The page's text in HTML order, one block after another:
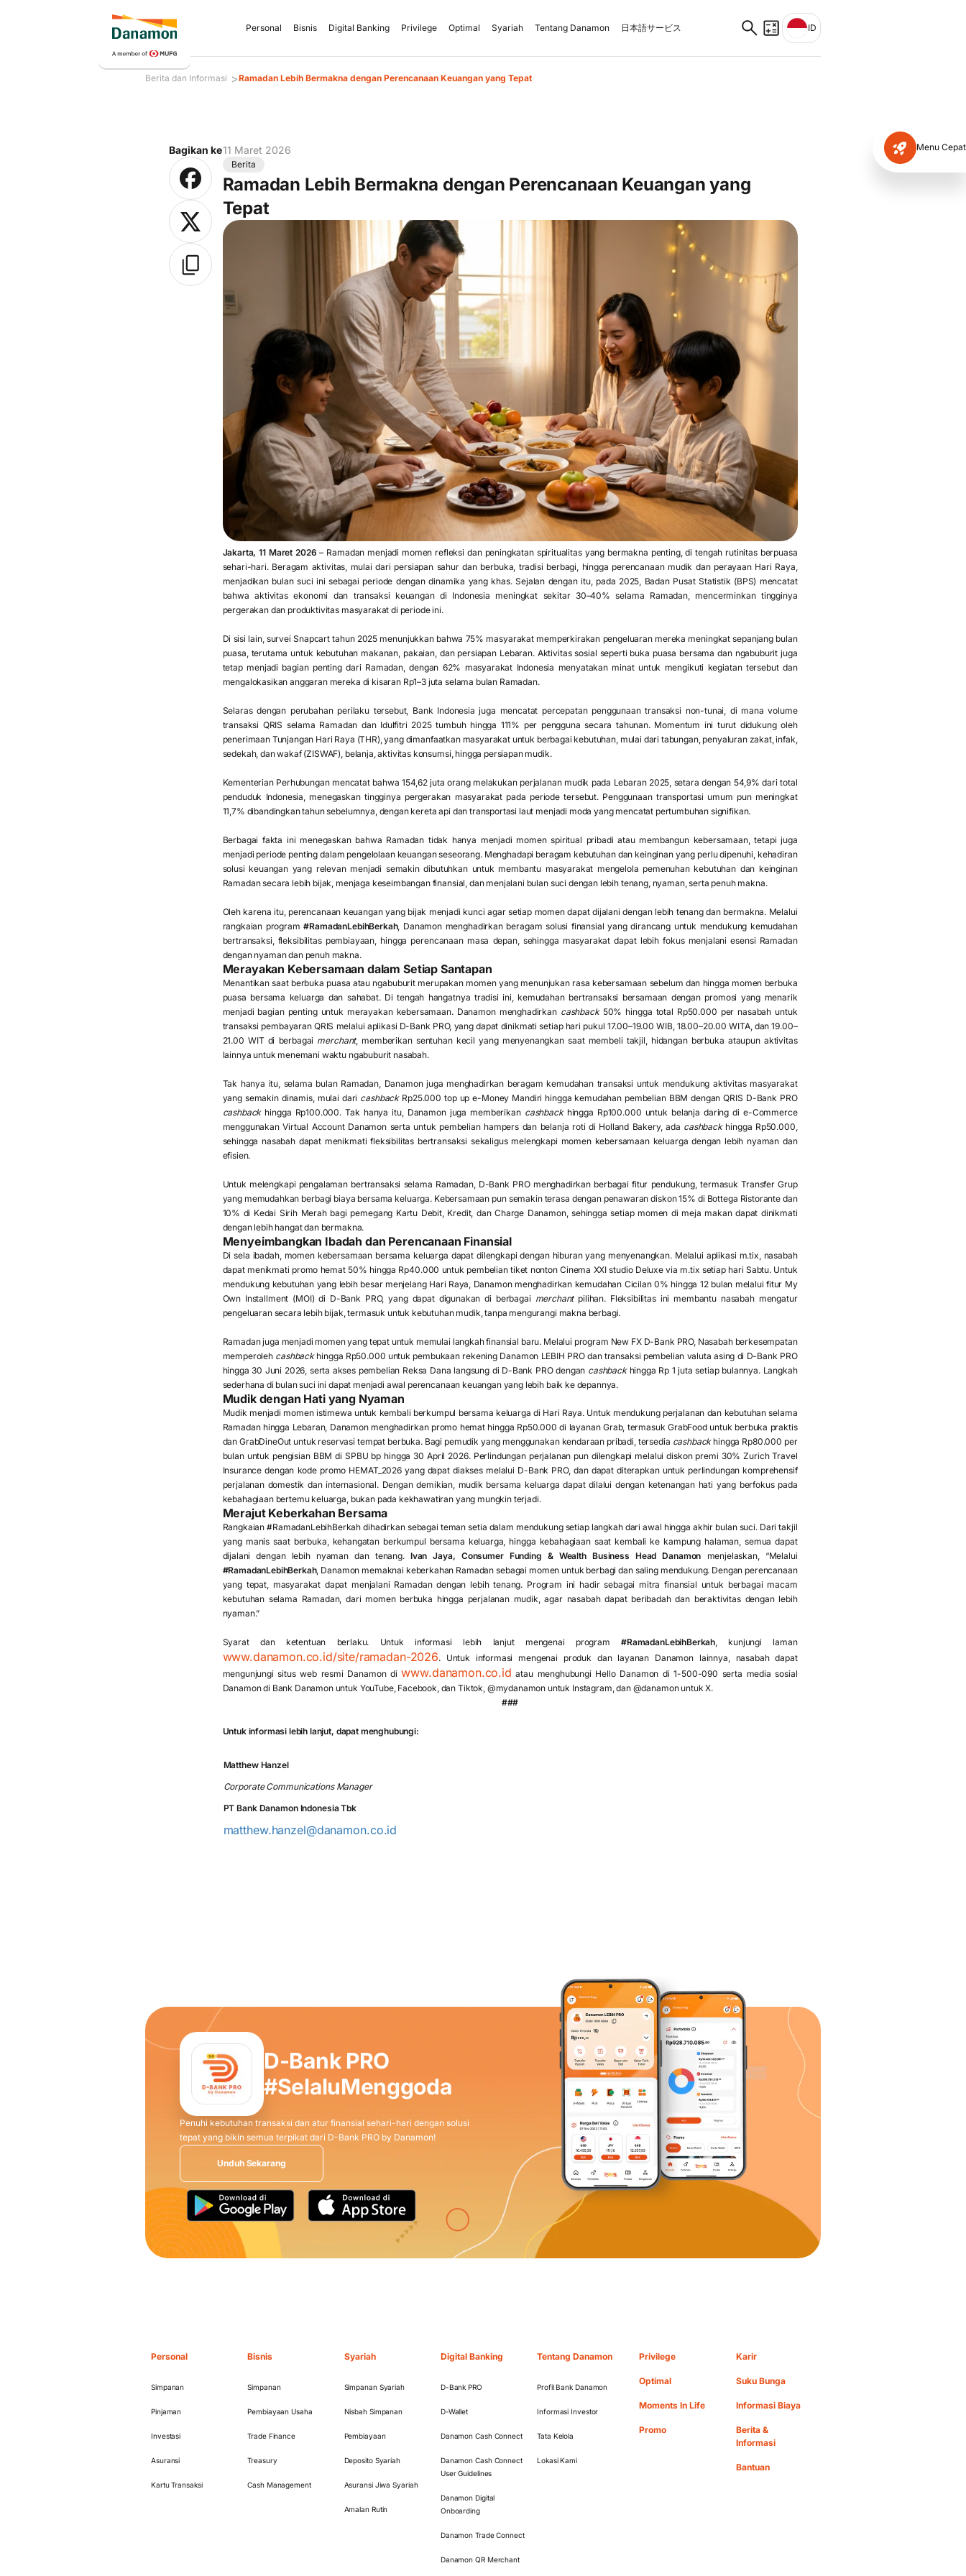
Personal Bisnis Digital Banking Privilege Optimal Syariah Tentang Danamon 日本語サービス ID
Berita dan Informasi >Ramadan Lebih Bermakna dengan Perencanaan Keuangan yang Tepat
Menu Cepat
Bagikan ke11 Maret 2026
Berita
Ramadan Lebih Bermakna dengan Perencanaan Keuangan yang
Tepat
Jakarta, 11 Maret 2026 – Ramadan menjadi momen refleksi dan peningkatan spiritualitas yang bermakna penting, di tengah rutinitas berpuasa
sehari-hari. Beragam aktivitas, mulai dari persiapan sahur dan berbuka, tradisi berbagi, hingga perencanaan mudik dan perayaan Hari Raya,
menjadikan bulan suci ini sebagai periode dengan dinamika yang khas. Sejalan dengan itu, pada 2025, Badan Pusat Statistik (BPS) mencatat
bahwa aktivitas ekonomi dan transaksi keuangan di Indonesia meningkat sekitar 30–40% selama Ramadan, mencerminkan tingginya
pergerakan dan produktivitas masyarakat di periode ini.
Di sisi lain, survei Snapcart tahun 2025 menunjukkan bahwa 75% masyarakat memperkirakan pengeluaran mereka meningkat sepanjang bulan
puasa, terutama untuk kebutuhan makanan, pakaian, dan persiapan Lebaran. Aktivitas sosial seperti buka puasa bersama dan ngabuburit juga
tetap menjadi bagian penting dari Ramadan, dengan 62% masyarakat Indonesia menyatakan minat untuk mengikuti kegiatan tersebut dan
mengalokasikan anggaran mereka di kisaran Rp1–3 juta selama bulan Ramadan.
Selaras dengan perubahan perilaku tersebut, Bank Indonesia juga mencatat percepatan penggunaan transaksi non-tunai, di mana volume
transaksi QRIS selama Ramadan dan Idulfitri 2025 tumbuh hingga 111% per pengguna secara tahunan. Momentum ini turut didukung oleh
penerimaan Tunjangan Hari Raya (THR), yang dimanfaatkan masyarakat untuk berbagai kebutuhan, mulai dari tabungan, penyaluran zakat, infak,
sedekah, dan wakaf (ZISWAF), belanja, aktivitas konsumsi, hingga persiapan mudik.
Kementerian Perhubungan mencatat bahwa 154,62 juta orang melakukan perjalanan mudik pada Lebaran 2025, setara dengan 54,9% dari total
penduduk Indonesia, menegaskan tingginya pergerakan masyarakat pada periode tersebut. Penggunaan transportasi umum pun meningkat
11,7% dibandingkan tahun sebelumnya, dengan kereta api dan transportasi laut menjadi moda yang mencatat pertumbuhan signifikan.
Berbagai fakta ini menegaskan bahwa Ramadan tidak hanya menjadi momen spiritual pribadi atau membangun kebersamaan, tetapi juga
menjadi periode penting dalam pengelolaan keuangan seseorang. Menghadapi beragam kebutuhan dan keinginan yang perlu dipenuhi, kehadiran
solusi keuangan yang relevan menjadi semakin dibutuhkan untuk membantu masyarakat mengelola pemenuhan kebutuhan dan keinginan
Ramadan secara lebih bijak, menjaga keseimbangan finansial, dan menjalani bulan suci dengan lebih tenang, nyaman, serta penuh makna.
Oleh karena itu, perencanaan keuangan yang bijak menjadi kunci agar setiap momen dapat dijalani dengan lebih tenang dan bermakna. Melalui
rangkaian program#RamadanLebihBerkah, Danamon menghadirkan beragam solusi finansial yang dirancang untuk mendukung kemudahan
bertransaksi, fleksibilitas pembiayaan, hingga perencanaan masa depan, sehingga masyarakat dapat lebih fokus menjalani esensi Ramadan
dengan nyaman dan penuh makna.
Merayakan Kebersamaan dalam Setiap Santapan
Menantikan saat berbuka puasa atau ngabuburit merupakan momen yang menunjukan rasa kebersamaan sebelum dan hingga momen berbuka
puasa bersama keluarga dan sahabat. Di tengah hangatnya tradisi ini, kemudahan bertransaksi bersamaan dengan promosi yang menarik
menjadi bagian penting untuk merayakan kebersamaan. Danamon menghadirkan cashback50% hingga total Rp50.000 per nasabah untuk
transaksi pembayaran QRIS melalui aplikasi D-Bank PRO, yang dapat dinikmati setiap hari pukul 17.00–19.00 WIB, 18.00–20.00 WITA, dan 19.00–
21.00 WIT di berbagai merchant, memberikan sentuhan kecil yang menyenangkan saat membeli takjil, hidangan berbuka ataupun aktivitas
lainnya untuk menemani waktu ngabuburit nasabah.
Tak hanya itu, selama bulan Ramadan, Danamon juga menghadirkan beragam kemudahan transaksi untuk mendukung aktivitas masyarakat
yang semakin dinamis, mulai dari cashbackRp25.000 top up e-Money Mandiri hingga kemudahan pembelian BBM dengan QRIS D-Bank PRO
cashbackhingga Rp100.000. Tak hanya itu, Danamon juga memberikan cashbackhingga Rp100.000 untuk belanja daring di e-Commerce
menggunakan Virtual Account Danamon serta untuk pembelian hampers dan belanja roti di Holland Bakery, ada cashbackhingga Rp50.000,
sehingga nasabah dapat menikmati fleksibilitas bertransaksi sekaligus melengkapi momen kebersamaan keluarga dengan lebih nyaman dan
efisien.
Untuk melengkapi pengalaman bertransaksi selama Ramadan, D-Bank PRO menghadirkan berbagai fitur pendukung, termasuk Transfer Grup
yang memudahkan berbagi biaya bersama keluarga. Kebersamaan pun semakin terasa dengan penawaran diskon 15% di Bottega Ristorante dan
10% di Kedai Sirih Merah bagi pemegang Kartu Debit, Kredit, dan Charge Danamon, sehingga setiap momen di meja makan dapat dinikmati
dengan lebih hangat dan bermakna.
Menyeimbangkan Ibadah dan Perencanaan Finansial
Di sela ibadah, momen kebersamaan bersama keluarga dapat dilengkapi dengan hiburan yang menyenangkan. Melalui aplikasi m.tix, nasabah
dapat menikmati promo hemat 50% hingga Rp40.000 untuk pembelian tiket nonton Cinema XXI studio Deluxe via m.tix setiap hari Sabtu. Untuk
mendukung kebutuhan yang lebih besar menjelang Hari Raya, Danamon menghadirkan kemudahan Cicilan 0% hingga 12 bulan melalui fitur My
Own Installment (MOI) di D-Bank PRO, yang dapat digunakan di berbagai merchantpilihan. Fleksibilitas ini membantu nasabah mengatur
pengeluaran secara lebih bijak, termasuk untuk kebutuhan mudik, tanpa mengurangi makna berbagi.
Ramadan juga menjadi momen yang tepat untuk memulai langkah finansial baru. Melalui program New FX D-Bank PRO, Nasabah berkesempatan
memperoleh cashbackhingga Rp50.000 untuk pembukaan rekening Danamon LEBIH PRO dan transaksi pembelian valuta asing di D-Bank PRO
hingga 30 Juni 2026, serta akses pembelian Reksa Dana langsung di D-Bank PRO dengan cashbackhingga Rp 1 juta setiap bulannya. Langkah
sederhana di bulan suci ini dapat menjadi awal perencanaan keuangan yang lebih baik ke depannya.
Mudik dengan Hati yang Nyaman
Mudik menjadi momen istimewa untuk kembali berkumpul bersama keluarga di Hari Raya. Untuk mendukung perjalanan dan kebutuhan selama
Ramadan hingga Lebaran, Danamon menghadirkan promo hemat hingga Rp50.000 di layanan Grab, termasuk GrabFood untuk berbuka praktis
dan GrabDineOut untuk reservasi tempat berbuka. Bagi pemudik yang menggunakan kendaraan pribadi, tersedia cashbackhingga Rp80.000 per
bulan untuk pengisian BBM di SPBU bp hingga 30 April 2026. Perlindungan perjalanan pun dilengkapi melalui diskon premi 30% Zurich Travel
Insurance dengan kode promo HEMAT_2026 yang dapat diakses melalui D-Bank PRO, dan dapat diterapkan untuk perlindungan komprehensif
perjalanan domestik dan internasional. Dengan demikian, mudik bersama keluarga dapat dilalui dengan ketenangan hati yang berfokus pada
kebahagiaan bertemu keluarga, bukan pada kekhawatiran yang mungkin terjadi.
Merajut Keberkahan Bersama
Rangkaian #RamadanLebihBerkah dihadirkan sebagai teman setia dalam mendukung setiap langkah dari awal hingga akhir bulan suci. Dari takjil
yang manis saat berbuka, kehangatan berkumpul bersama keluarga, hingga kebahagiaan saat kembali ke kampung halaman, semua dapat
dijalani dengan lebih nyaman dan tenang. Ivan Jaya, Consumer Funding & Wealth Business Head Danamon menjelaskan, “Melalui
#RamadanLebihBerkah, Danamon memaknai keberkahan Ramadan sebagai momen untuk berbagi dan saling mendukung. Dengan perencanaan
yang tepat, masyarakat dapat menjalani Ramadan dengan lebih tenang. Program ini hadir sebagai mitra finansial untuk berbagai macam
kebutuhan selama Ramadan, dari momen berbuka hingga perjalanan mudik, agar nasabah dapat beribadah dan beraktivitas dengan lebih
nyaman.”
Syarat dan ketentuan berlaku. Untuk informasi lebih lanjut mengenai program#RamadanLebihBerkah , kunjungi laman
www.danamon.co.id/site/ramadan-2026. Untuk informasi mengenai produk dan layanan Danamon lainnya, nasabah dapat
mengunjungi situs web resmi Danamon diwww.danamon.co.id atau menghubungi Hello Danamon di 1-500-090 serta media sosial
Danamon di Bank Danamon untuk YouTube, Facebook, dan Tiktok, @mydanamon untuk Instagram, dan @danamon untuk X.
###
Untuk informasi lebih lanjut, dapat menghubungi:
Matthew Hanzel
Corporate Communications Manager
PT Bank Danamon Indonesia Tbk
matthew.hanzel@danamon.co.id
D-Bank PRO
#SelaluMenggoda
Penuhi kebutuhan transaksi dan atur finansial sehari-hari dengan solusi
tepat yang bikin semua terpikat dari D-Bank PRO by Danamon!
Unduh Sekarang
Personal
Simpanan
Pinjaman
Investasi
Asuransi
Kartu Transaksi
Bisnis
Simpanan
Pembiayaan Usaha
Trade Finance
Treasury
Cash Management
Syariah
Simpanan Syariah
Nisbah Simpanan
Pembiayaan
Deposito Syariah
Asuransi Jiwa Syariah
Amalan Rutin
Digital Banking
D-Bank PRO
D-Wallet
Danamon Cash Connect
Danamon Cash Connect
User Guidelines
Danamon Digital
Onboarding
Danamon Trade Connect
Danamon QR Merchant
Tentang Danamon
Profil Bank Danamon
Informasi Investor
Tata Kelola
Lokasi Kami
Privilege
Optimal
Moments In Life
Promo
Karir
Suku Bunga
Informasi Biaya
Berita &
Informasi
Bantuan